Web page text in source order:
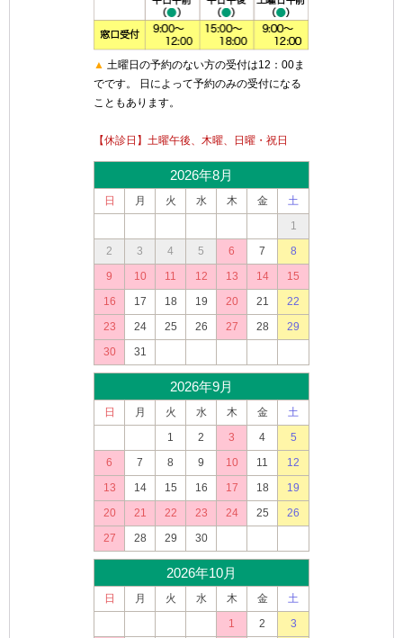
▲ 土曜日の予約のない方の受付は12：00ま
でです。 日によって予約のみの受付になる
こともあります。
【休診日】土曜午後、木曜、日曜・祝日
2026年8月
日 月 火 水 木 金
土
1
2
3 4 5 6 7
8
9
10 11 12 13 14
15
16
17 18 19 20 21
22
23
24 25 26 27 28
29
30
31
2026年9月
日 月 火 水 木 金
土
1
2 3 4
5
6
7 8 9 10 11
12
13
14 15 16 17 18
19
20
21 22 23 24 25
26
27
28 29 30
2026年10月
日 月 火 水 木 金
土
1
2
3